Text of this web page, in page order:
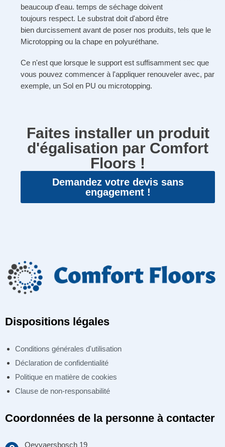
beaucoup d'eau. temps de séchage doivent
toujours respect. Le substrat doit d'abord être
biendurcissement avant de poser nos produits, tels que le
Microtopping ou la chape en polyuréthane.
Ce n'est que lorsque le support est suffisamment sec que
vous pouvez commencer à l'appliquer renouveler avec, par
exemple, un Sol en PU ou microtopping.
Faites installer un produit
d'égalisation par Comfort
Floors !
Demandez votre devis sans
engagement !
Dispositions légales
Conditions générales d'utilisation
Déclaration de confidentialité
Politique en matière de cookies
Clause de non-responsabilité
Coordonnées de la personne à contacter
Oeyvaersbosch 19